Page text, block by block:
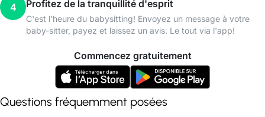
4 Profitez de la tranquillité d'esprit
C'est l'heure du babysitting! Envoyez un message à votre
baby-sitter, payez et laissez un avis. Le tout via l'app!
Commencez gratuitement
Questions fréquemment posées